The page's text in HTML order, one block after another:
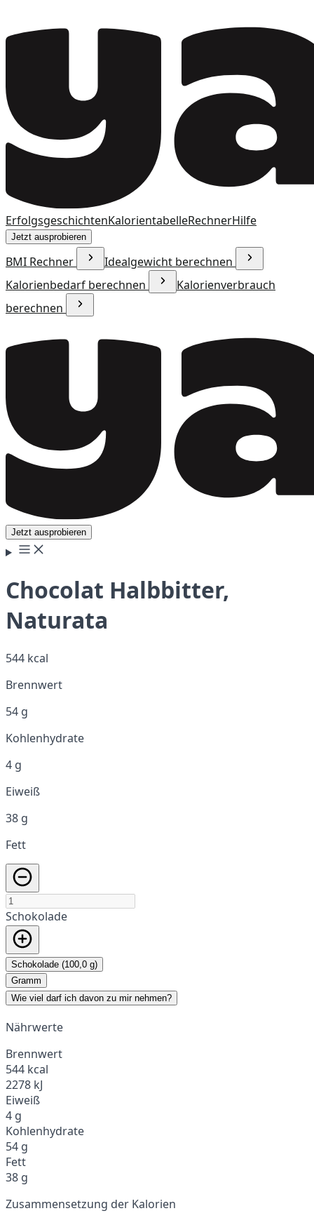
ErfolgsgeschichtenKalorientabelleRechnerHilfe
Jetzt ausprobieren
BMI Rechner
Idealgewicht berechnen
Kalorienbedarf berechnen
Kalorienverbrauch
berechnen
Jetzt ausprobieren
Chocolat Halbbitter,
Naturata
544 kcal
Brennwert
54 g
Kohlenhydrate
4 g
Eiweiß
38 g
Fett
Schokolade
Schokolade (100,0 g)
Gramm
Wie viel darf ich davon zu mir nehmen?
Nährwerte
Brennwert
544 kcal
2278 kJ
Eiweiß
4 g
Kohlenhydrate
54 g
Fett
38 g
Zusammensetzung der Kalorien